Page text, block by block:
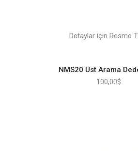
Detaylar için Resme
NMS20 Üst Arama
100,00$